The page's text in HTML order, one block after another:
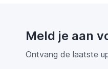
Meld je aan
Ontvang de laatste